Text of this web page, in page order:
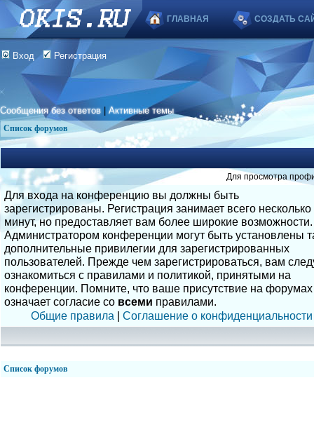
ГЛАВНАЯ СОЗДАТЬ
Вход Регистрация
Сообщения без ответов |Активные темы
Список форумов
Для просмотра
Для входа на конференцию вы должны быть
зарегистрированы. Регистрация занимает всего несколько
минут, но предоставляет вам более широкие возможности.
Администратором конференции могут быть установлены
дополнительные привилегии для зарегистрированных
пользователей. Прежде чем зарегистрироваться, вам
ознакомиться с правилами и политикой, принятыми на
конференции. Помните, что ваше присутствие на форумах
означает согласие со всеми правилами.
Общие правила | Соглашение о конфиденциальности
Список форумов